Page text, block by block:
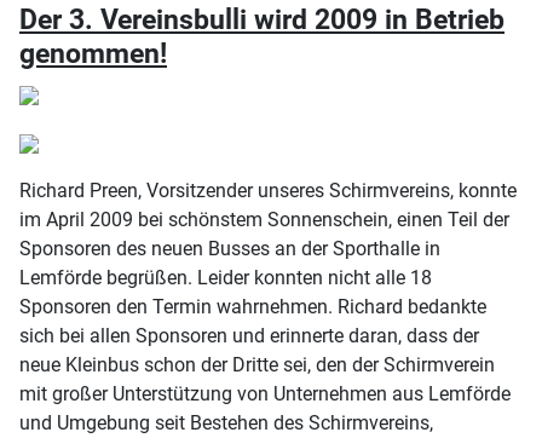
Der 3. Vereinsbulli wird 2009 in Betrieb
genommen!
Richard Preen, Vorsitzender unseres Schirmvereins, konnte
im April 2009 bei schönstem Sonnenschein, einen Teil der
Sponsoren des neuen Busses an der Sporthalle in
Lemförde begrüßen. Leider konnten nicht alle 18
Sponsoren den Termin wahrnehmen. Richard bedankte
sich bei allen Sponsoren und erinnerte daran, dass der
neue Kleinbus schon der Dritte sei, den der Schirmverein
mit großer Unterstützung von Unternehmen aus Lemförde
und Umgebung seit Bestehen des Schirmvereins,